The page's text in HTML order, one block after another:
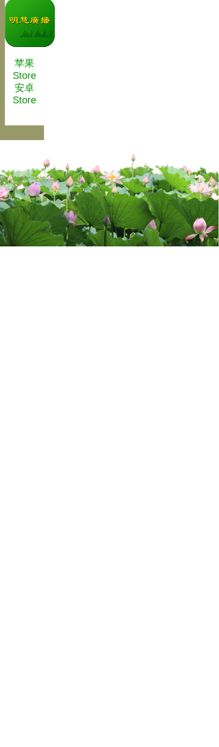
苹果
Store
安卓
Store